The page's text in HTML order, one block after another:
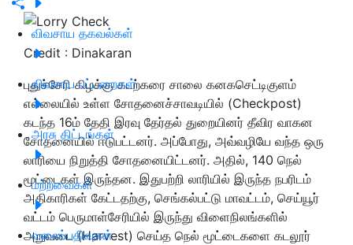
விவசாய தகவல்கள்
விவசாய பட்டறைகள்
அரசு திட்டங்கள்
மற்றவைகள்
வலைப்பதிவுகள்
Credit : Dinakaran
புதுச்சேரி கிழக்கு கடற்கரை சாலை கனகசெட்டிகுளம்
எல்லையில் உள்ள சோதனைச்சாவடியில் (Checkpost)
கடந்த 16ம் தேதி இரவு தேர்தல் துறையினர் தீவிர வாகன
சோதனையில் ஈடுபட்டனர். அப்போது, அவ்வழியே வந்த ஒரு
லாரியை நிறுத்தி சோதனையிட்டனர். அதில், 140 நெல்
மூட்டைகள் இருந்தன. இதுபற்றி லாரியில் இருந்த நபரிடம்
அதிகாரிகள் கேட்டதற்கு, செங்கல்பட்டு மாவட்டம், செய்யூர்
வட்டம் பெருமாள்சேரியில் இருந்து விளைநிலங்களில்
அறுவடை (Harvest) செய்த நெல் மூட்டைகளை கடலூர்